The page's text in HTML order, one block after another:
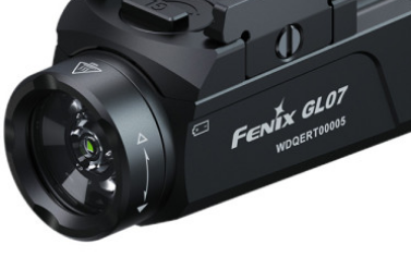
Litiumbatteri Ansmann CR123A